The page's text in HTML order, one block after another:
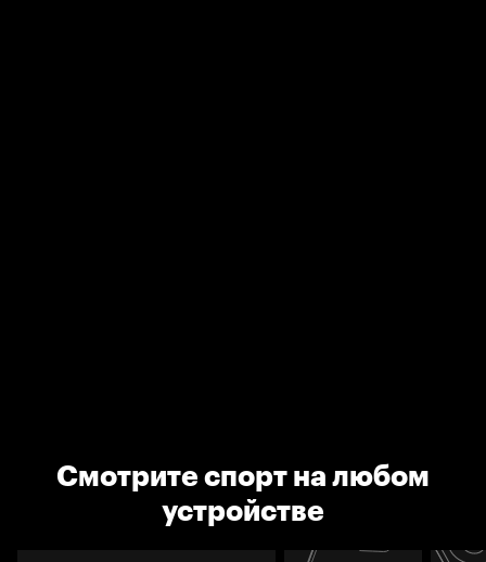
Смотрите спорт на любом
устройстве